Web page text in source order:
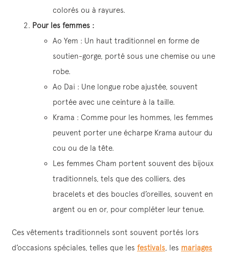
colorés ou à rayures.
Pour les femmes :
Ao Yem : Un haut traditionnel en forme de
soutien-gorge, porté sous une chemise ou une
robe.
Ao Dai : Une longue robe ajustée, souvent
portée avec une ceinture à la taille.
Krama : Comme pour les hommes, les femmes
peuvent porter une écharpe Krama autour du
cou ou de la tête.
Les femmes Cham portent souvent des bijoux
traditionnels, tels que des colliers, des
bracelets et des boucles d’oreilles, souvent en
argent ou en or, pour compléter leur tenue.
Ces vêtements traditionnels sont souvent portés lors
d’occasions spéciales, telles que les festivals , les mariages